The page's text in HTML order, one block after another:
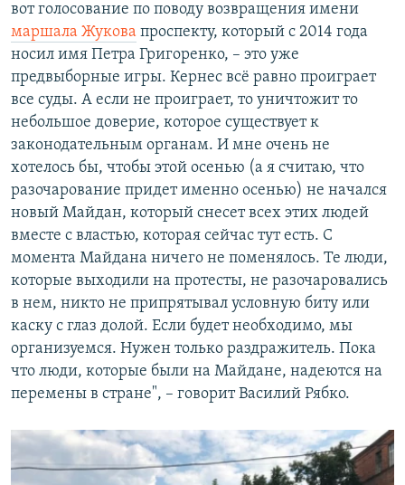
вот голосование по поводу возвращения имени
маршала Жукова проспекту, который с 2014 года
носил имя Петра Григоренко, – это уже
предвыборные игры. Кернес всё равно проиграет
все суды. А если не проиграет, то уничтожит то
небольшое доверие, которое существует к
законодательным органам. И мне очень не
хотелось бы, чтобы этой осенью (а я считаю, что
разочарование придет именно осенью) не начался
новый Майдан, который снесет всех этих людей
вместе с властью, которая сейчас тут есть. С
момента Майдана ничего не поменялось. Те люди,
которые выходили на протесты, не разочаровались
в нем, никто не припрятывал условную биту или
каску с глаз долой. Если будет необходимо, мы
организуемся. Нужен только раздражитель. Пока
что люди, которые были на Майдане, надеются на
перемены в стране", – говорит Василий Рябко.